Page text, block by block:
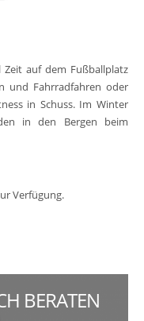
auf dem Fußballplatz
und Fahrradfahren oder
in Schuss. Im Winter
in den Bergen beim
Verfügung.
BERATEN